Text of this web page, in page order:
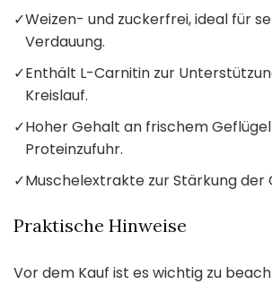
✓Weizen- und zuckerfrei, ideal für
Verdauung.
✓Enthält L-Carnitin zur
Kreislauf.
✓Hoher Gehalt an frischem
Proteinzufuhr.
✓Muschelextrakte zur Stärkung der
Praktische Hinweise
Vor dem Kauf ist es wichtig zu